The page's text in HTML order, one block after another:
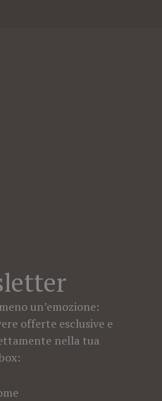
un’emozione:
offerte esclusive e
nella tua